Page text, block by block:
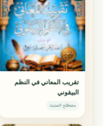
تقريب المعاني في النظم
البيقوني
مصطلح الحديث